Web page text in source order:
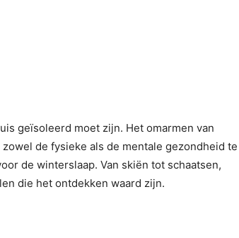
geïsoleerd moet zijn. Het omarmen van
de fysieke als de mentale gezondheid te
de winterslaap. Van skiën tot schaatsen,
die het ontdekken waard zijn.